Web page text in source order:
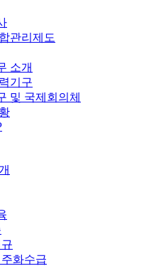
관리제도
소개
기구
및 국제회의체
화수급